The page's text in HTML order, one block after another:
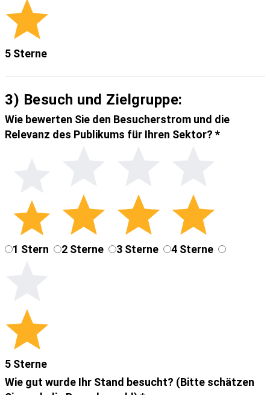
5 Sterne
3) Besuch und Zielgruppe:
Wie bewerten Sie den Besucherstrom und die
Relevanz des Publikums für Ihren Sektor? *
1 Stern 2 Sterne 3 Sterne 4 Sterne
5 Sterne
Wie gut wurde Ihr Stand besucht? (Bitte schätzen